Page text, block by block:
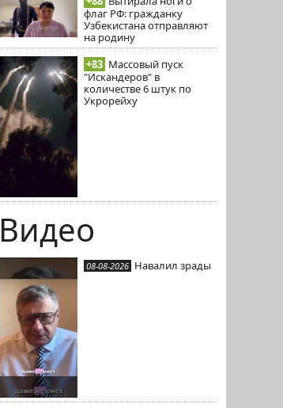
флаг РФ: гражданку
Узбекистана отправляют
на родину
+83 Массовый пуск
"Искандеров" в
количестве 6 штук по
Укрорейху
Видео
08-08-2026 Навалил зрады